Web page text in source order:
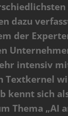
dazu
der
intensiv
Textkernel
kennt sich
Thema „AI